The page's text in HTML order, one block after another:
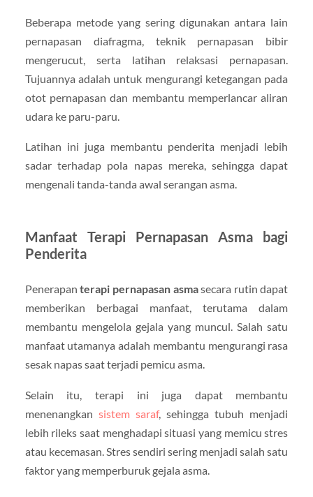
Beberapa metode yang sering digunakan antara lain
pernapasan diafragma, teknik pernapasan bibir
mengerucut, serta latihan relaksasi pernapasan.
Tujuannya adalah untuk mengurangi ketegangan pada
otot pernapasan dan membantu memperlancar aliran
udara ke paru-paru.
Latihan ini juga membantu penderita menjadi lebih
sadar terhadap pola napas mereka, sehingga dapat
mengenali tanda-tanda awal serangan asma.
Manfaat Terapi Pernapasan Asma bagi
Penderita
Penerapanterapi pernapasan asmasecara rutin dapat
memberikan berbagai manfaat, terutama dalam
membantu mengelola gejala yang muncul. Salah satu
manfaat utamanya adalah membantu mengurangi rasa
sesak napas saat terjadi pemicu asma.
Selain itu, terapi ini juga dapat membantu
menenangkan sistem saraf, sehingga tubuh menjadi
lebih rileks saat menghadapi situasi yang memicu stres
atau kecemasan. Stres sendiri sering menjadi salah satu
faktor yang memperburuk gejala asma.